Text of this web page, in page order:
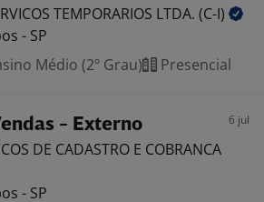
TEMPORARIOS LTDA. (C-I)
- SP
Médio (2º Grau) Presencial
- Externo 6 jul
DE CADASTRO E COBRANCA
- SP